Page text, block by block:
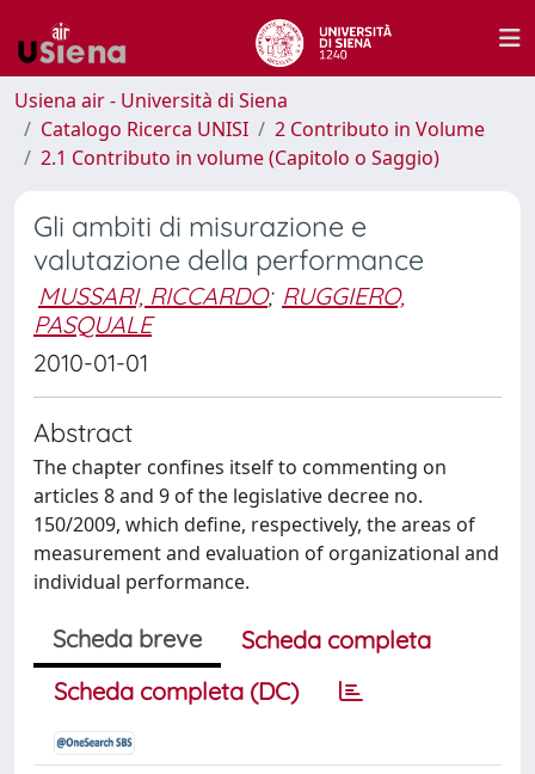
Usiena air - Università di Siena
Catalogo Ricerca UNISI
2 Contributo in Volume
2.1 Contributo in volume (Capitolo o Saggio)
Gli ambiti di misurazione e
valutazione della performance
MUSSARI, RICCARDO; RUGGIERO,
PASQUALE
2010-01-01
Abstract
The chapter confines itself to commenting on
articles 8 and 9 of the legislative decree no.
150/2009, which define, respectively, the areas of
measurement and evaluation of organizational and
individual performance.
Scheda breve
Scheda completa
Scheda completa (DC)